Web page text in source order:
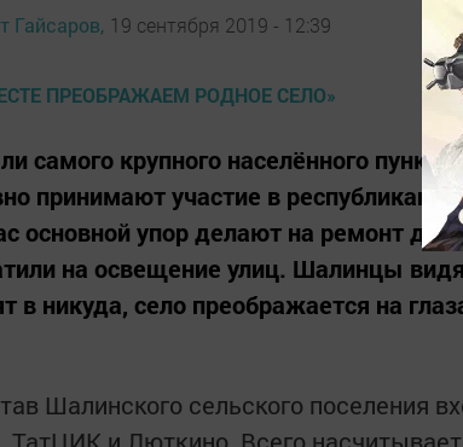
Гайсаров, 19 сентября 2019 - 12:39
самого крупного населённого
принимают участие в
основной упор делают на ремонт
на освещение улиц. Шалинцы
в никуда, село преображается на
Шалинского сельского поселения